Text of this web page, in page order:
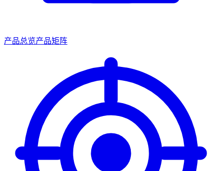
产品总览产品矩阵